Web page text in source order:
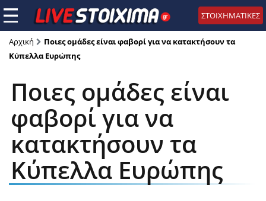
ΣΤΟΙΧΗΜΑΤΙΚΕΣ
Αρχική
Ποιες ομάδες είναι φαβορί για να κατακτήσουν τα
Κύπελλα Ευρώπης
Ποιες ομάδες είναι
φαβορί για να
κατακτήσουν τα
Κύπελλα Ευρώπης